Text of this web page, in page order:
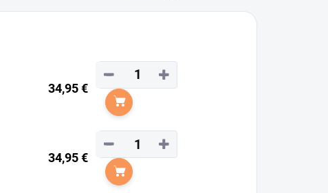
34,95 €
+
−
Do košíka
34,95 €
+
−
Do košíka